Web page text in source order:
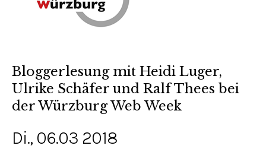
Bloggerlesung mit Heidi Luger,
Ulrike Schäfer und Ralf Thees bei
der Würzburg Web Week
Di., 06.03 2018